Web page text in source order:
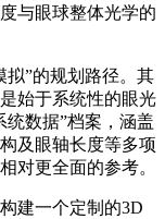
与眼球整体光学的
拟”的规划路径。其
始于系统性的眼光
数据”档案，涵盖
及眼轴长度等多项
对更全面的参考。
建一个定制的3D